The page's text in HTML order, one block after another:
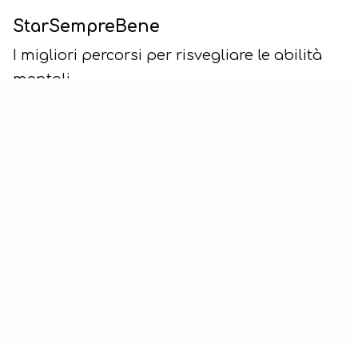
StarSempreBene
I migliori percorsi per risvegliare le abilità
mentali